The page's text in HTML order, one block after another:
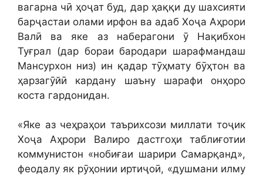
вагарна чӣ ҳоҷат буд, дар ҳаққи ду шахсияти
барҷастаи олами ирфон ва адаб Хоҷа Аҳрори
Валӣ ва яке аз наберагони ӯ Нақибхон
Туғрал (дар бораи бародари шарафмандаш
Мансурхон низ) ин қадар тӯҳмату бӯҳтон ва
ҳарзагӯйӣ кардану шаъну шарафи онҳоро
коста гардонидан.
«Яке аз чеҳраҳои таърихсози миллати тоҷик
Хоҷа Аҳрори Валиро дастгоҳи таблиғотии
коммунистон «нобиғаи шарири Самарқанд»,
феодалу як рӯҳонии иртиҷоӣ, «душмани илму